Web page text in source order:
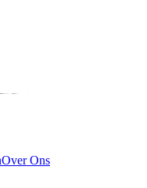
Over Ons